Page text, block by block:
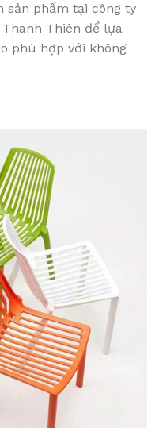
sản phẩm tại công ty
Thiên để lựa
phù hợp với không